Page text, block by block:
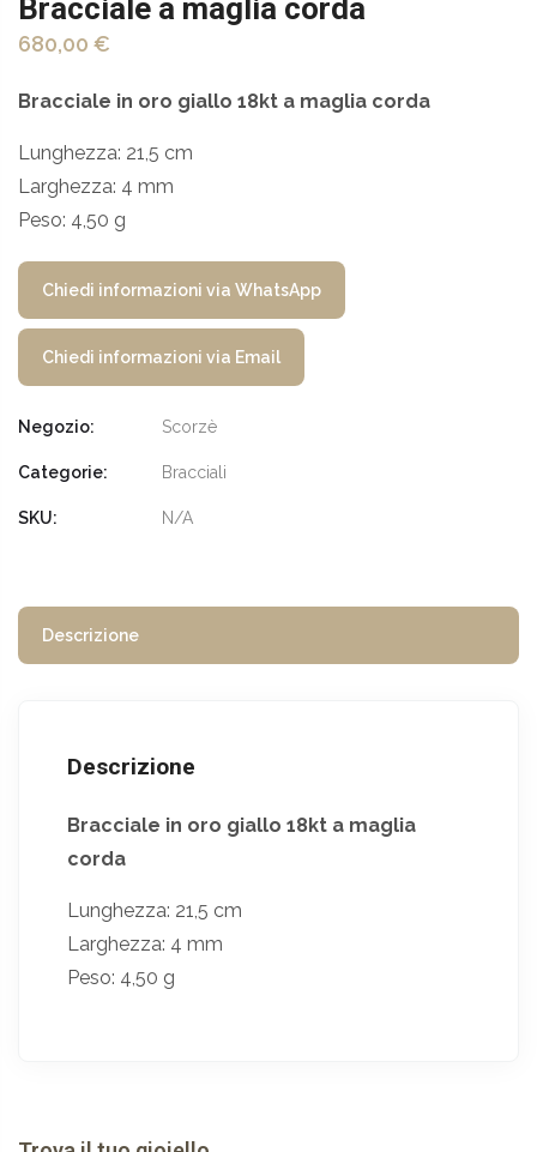
Bracciale a maglia corda
680,00 €
Bracciale in oro giallo 18kt a maglia corda
Lunghezza: 21,5 cm
Larghezza: 4 mm
Peso: 4,50 g
Chiedi informazioni via WhatsApp
Chiedi informazioni via Email
Negozio: Scorzè
Categorie: Bracciali
SKU: N/A
Descrizione
Descrizione
Bracciale in oro giallo 18kt a maglia
corda
Lunghezza: 21,5 cm
Larghezza: 4 mm
Peso: 4,50 g